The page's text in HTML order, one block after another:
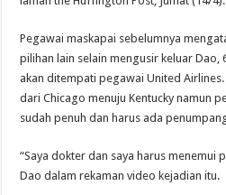
Pegawai maskapai sebelumnya
pilihan lain selain mengusir keluar Dao,
akan ditempati pegawai United
dari Chicago menuju Kentucky namun
sudah penuh dan harus ada
“Saya dokter dan saya harus menemui
Dao dalam rekaman video kejadian itu.